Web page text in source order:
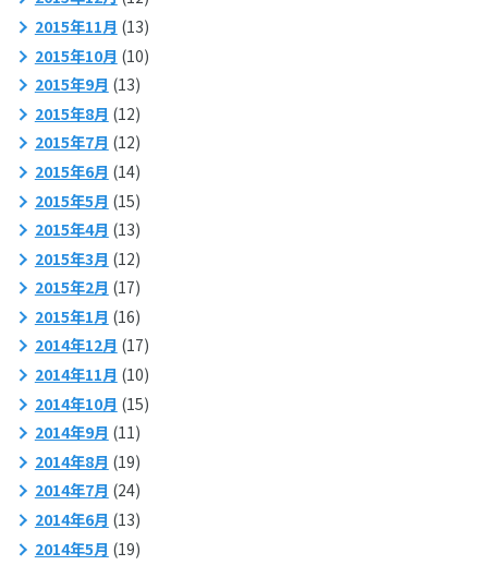
2015年11月 (13)
2015年10月 (10)
2015年9月 (13)
2015年8月 (12)
2015年7月 (12)
2015年6月 (14)
2015年5月 (15)
2015年4月 (13)
2015年3月 (12)
2015年2月 (17)
2015年1月 (16)
2014年12月 (17)
2014年11月 (10)
2014年10月 (15)
2014年9月 (11)
2014年8月 (19)
2014年7月 (24)
2014年6月 (13)
2014年5月 (19)